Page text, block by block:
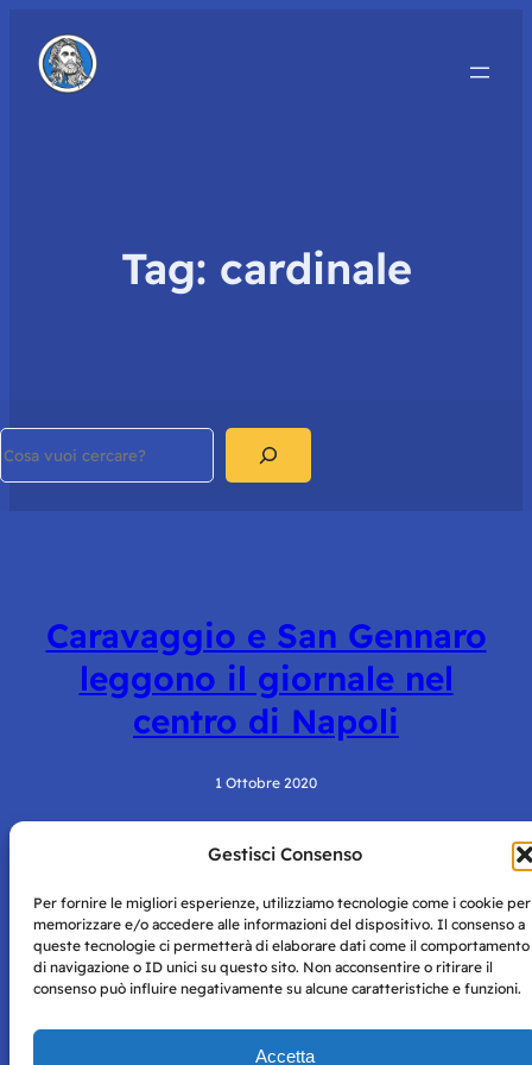
Gestisci Consenso
Per fornire le migliori esperienze, utilizziamo tecnologie come i cookie per
memorizzare e/o accedere alle informazioni del dispositivo. Il consenso a
queste tecnologie ci permetterà di elaborare dati come il comportamento
di navigazione o ID unici su questo sito. Non acconsentire o ritirare il
consenso può influire negativamente su alcune caratteristiche e funzioni.
Accetta
Tag: cardinale
Caravaggio e San Gennaro
leggono il giornale nel
centro di Napoli
1 Ottobre 2020
Napoli con autorizzazione numero 38 del 25/9/2019.
Tutte le immagini e i contenuti su questo sito sono forniti